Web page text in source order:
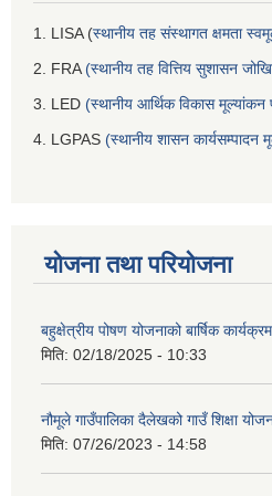
1. LISA (स्थानीय तह संस्थागत क्षमता
2. FRA(स्थानीय तह वित्तिय सुशासन
3. LED (स्थानीय आर्थिक विकास मूल्यांकन
4. LGPAS (स्थानीय शासन कार्यसम्पादन
योजना तथा परियोजना
बहुक्षेत्रीय पोषण योजनाको बार्षिक
मिति: 02/18/2025 - 10:33
नौमूले गाउँपालिका दैलेखको गाउँ शिक्षा
मिति: 07/26/2023 - 14:58